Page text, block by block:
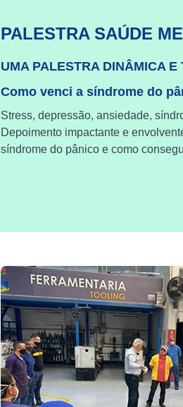
PALESTRA SAÚDE
UMA PALESTRA DINÂMICA
Como venci a síndrome do
Stress, depressão, ansiedade,
Depoimento impactante e
síndrome do pânico e como